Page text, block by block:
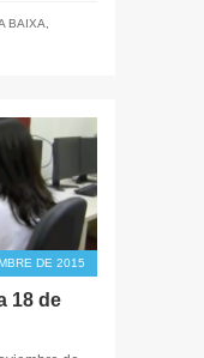
BAIXA,
DE 2015
18 de